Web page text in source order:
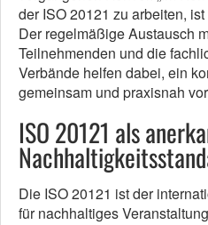
der ISO 20121 zu arbeiten,
Der regelmäßige Austausch
Teilnehmenden und die
Verbände helfen dabei, ein
gemeinsam und praxisnah
ISO 20121 als
Die ISO 20121 ist der
für nachhaltiges